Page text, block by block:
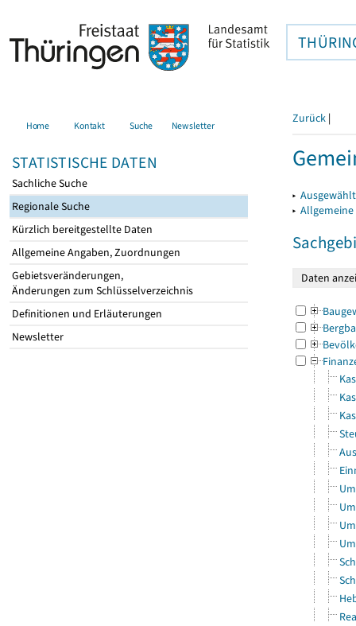
Home Kontakt Suche Newsletter
STATISTISCHE DATEN
Sachliche Suche
Regionale Suche
Kürzlich bereitgestellte Daten
Allgemeine Angaben, Zuordnungen
Gebietsveränderungen,
Änderungen zum Schlüsselverzeichnis
Definitionen und Erläuterungen
Newsletter
Zurück |
▸
▸